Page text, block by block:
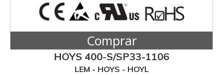
Comprar
HOYS 400-S/SP33-1106
LEM - HOYS - HOYL